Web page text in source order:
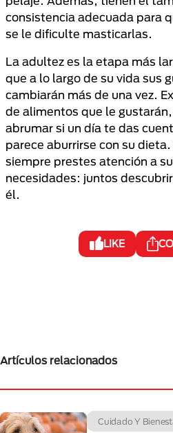
consistencia adecuada para
se le dificulte masticarlas.
La adultez es la etapa más
que a lo largo de su vida sus
cambiarán más de una vez.
de alimentos que le
abrumar si un día te das
parece aburrirse con su
siempre prestes atención a
necesidades: juntos
él.
LIKE
Artículos relacionados
Cuidado Y